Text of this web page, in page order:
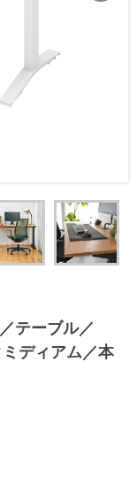
テーブル／
ディアム／本